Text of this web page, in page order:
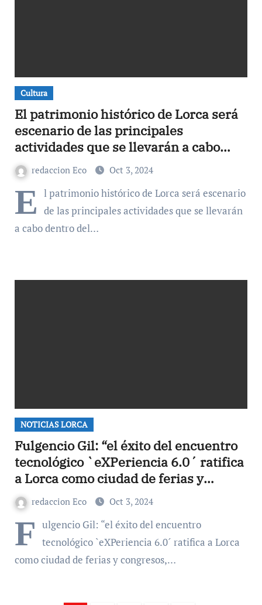
Cultura
El patrimonio histórico de Lorca será
escenario de las principales
actividades que se llevarán a cabo
dentro del Festival FILE
redaccion Eco Oct 3, 2024
E l patrimonio histórico de Lorca será escenario
de las principales actividades que se llevarán
a cabo dentro del…
NOTICIAS LORCA
Fulgencio Gil: “el éxito del encuentro
tecnológico `eXPeriencia 6.0´ ratifica
a Lorca como ciudad de ferias y
congresos, un modelo que va a
cambiar el futuro de nuestro
municipio”
redaccion Eco Oct 3, 2024
F ulgencio Gil: “el éxito del encuentro
tecnológico `eXPeriencia 6.0´ ratifica a Lorca
como ciudad de ferias y congresos,…